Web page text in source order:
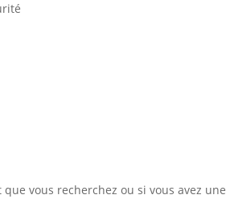
vous recherchez ou si vous avez une